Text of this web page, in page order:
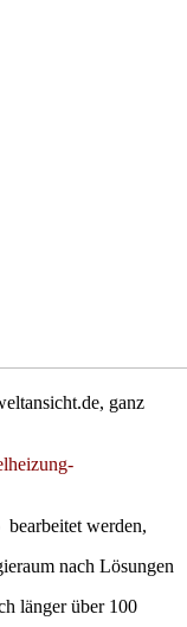
ganz
werden,
nach Lösungen
länger über 100